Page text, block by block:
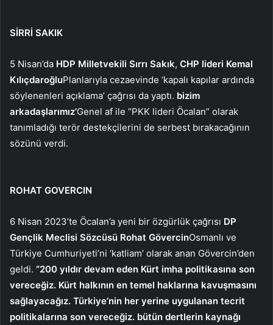
SİRRİ SAKIK
5 Nisan’da HDP Milletvekili Sırrı Sakık, CHP lideri Kemal
KılıçdaroğluPlanlarıyla cezaevinde ‘kapalı kapılar ardında
söylenenleri açıklama’ çağrısı da yaptı. bizim
arkadaşlarımız’Genel af ile “PKK lideri Öcalan” olarak
tanımladığı terör destekçilerini de serbest bırakacağının
sözünü verdi.
ROHAT GOVERCIN
6 Nisan 2023’te Öcalan’a yeni bir özgürlük çağrısı DP
Gençlik Meclisi Sözcüsü Rohat GövercinOsmanlı ve
Türkiye Cumhuriyeti’ni ‘katliam’ olarak anan Gövercin’den
geldi. “200 yıldır devam eden Kürt imha politikasına son
vereceğiz. Kürt halkının en temel haklarına kavuşmasını
sağlayacağız. Türkiye’nin her yerine uygulanan tecrit
politikalarına son vereceğiz. bütün dertlerin kaynağı